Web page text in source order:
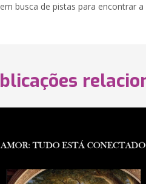
busca de pistas para encontrar a